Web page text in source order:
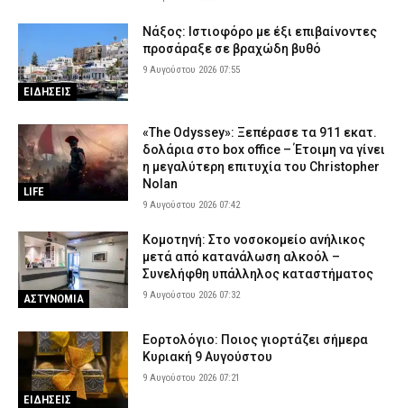
ΕΙΔΗΣΕΙΣ
Νάξος: Ιστιοφόρο με έξι επιβαίνοντες
προσάραξε σε βραχώδη βυθό
9 Αυγούστου 2026 07:55
LIFE
«The Odyssey»: Ξεπέρασε τα 911 εκατ.
δολάρια στο box office – Έτοιμη να γίνει
η μεγαλύτερη επιτυχία του Christopher
Nolan
9 Αυγούστου 2026 07:42
ΑΣΤΥΝΟΜΙΑ
Κομοτηνή: Στο νοσοκομείο ανήλικος
μετά από κατανάλωση αλκοόλ –
Συνελήφθη υπάλληλος καταστήματος
9 Αυγούστου 2026 07:32
ΕΙΔΗΣΕΙΣ
Εορτολόγιο: Ποιος γιορτάζει σήμερα
Κυριακή 9 Αυγούστου
9 Αυγούστου 2026 07:21